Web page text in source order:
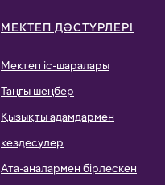
МЕКТЕП ДӘСТҮРЛЕРІ
Мектеп іс-шаралары
Таңғы шеңбер
Қызықты адамдармен
кездесулер
Ата-аналармен бірлескен